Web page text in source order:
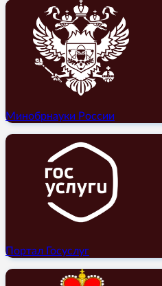
Минобрнауки России
Портал Госуслуг